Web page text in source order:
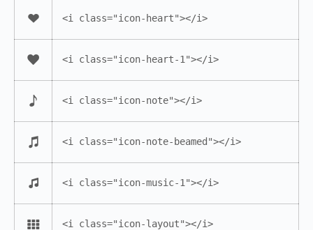
<i class="icon-heart"></i>
<i class="icon-heart-1"></i>
<i class="icon-note"></i>
<i class="icon-note-beamed"></i>
<i class="icon-music-1"></i>
<i class="icon-layout"></i>